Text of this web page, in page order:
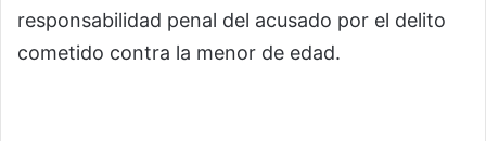
responsabilidad penal del acusado por el delito
cometido contra la menor de edad.